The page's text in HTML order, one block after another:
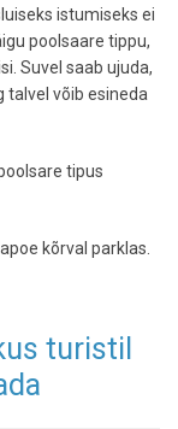
istumiseks ei
poolsaare tippu,
Suvel saab ujuda,
talvel võib esineda
tipus
kõrval parklas.
turistil